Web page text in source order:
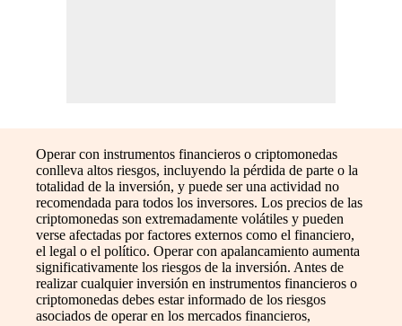
Operar con instrumentos financieros o criptomonedas
conlleva altos riesgos, incluyendo la pérdida de parte o la
totalidad de la inversión, y puede ser una actividad no
recomendada para todos los inversores. Los precios de las
criptomonedas son extremadamente volátiles y pueden
verse afectadas por factores externos como el financiero,
el legal o el político. Operar con apalancamiento aumenta
significativamente los riesgos de la inversión. Antes de
realizar cualquier inversión en instrumentos financieros o
criptomonedas debes estar informado de los riesgos
asociados de operar en los mercados financieros,